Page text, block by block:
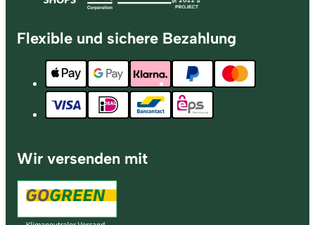
Flexible und sichere Bezahlung
Wir versenden mit